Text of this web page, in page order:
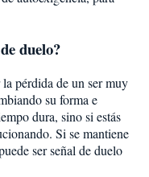
duelo?
pérdida de un ser muy
su forma e
dura, sino si estás
Si se mantiene
ser señal de duelo